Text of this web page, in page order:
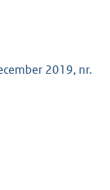
2019, nr.